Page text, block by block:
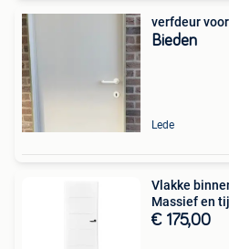
verfdeur
Bieden
Lede
Vlakke
Massief en
€ 175,00